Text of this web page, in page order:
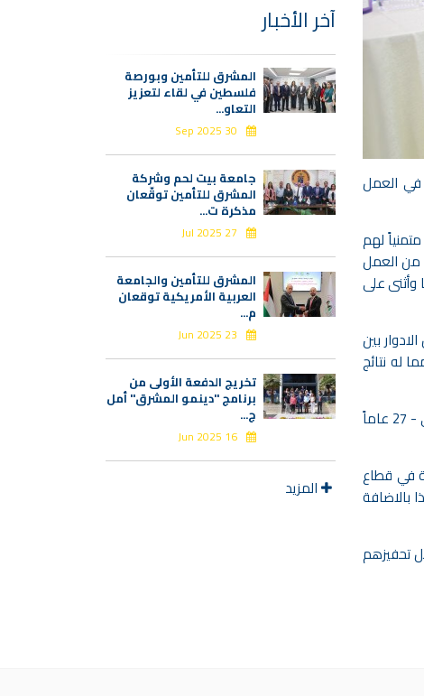
في العمل
لهم
من العمل
وأثنى على
بين
له نتائج
وفي الختام تم تكريم ستة من الموظفين، وهم السيدة سهير الزين التي عملت في الشركة لمدة 29 عاماً، والسادة فرج الرفاعي - 27 عاماً
الواسعة والمتينة في قطاع
بالاضافة
تحفيزهم
آخر الأخبار
المشرق للتأمين وبورصة
فلسطين في لقاء لتعزيز
التعاو...
30 Sep 2025
جامعة بيت لحم وشركة
المشرق للتأمين توقّعان
مذكرة ت...
27 Jul 2025
المشرق للتأمين والجامعة
العربية الأمريكية توقعان
م...
23 Jun 2025
تخريج الدفعة الأولى من
برنامج "دينمو المشرق" أمل
ج...
16 Jun 2025
المزيد